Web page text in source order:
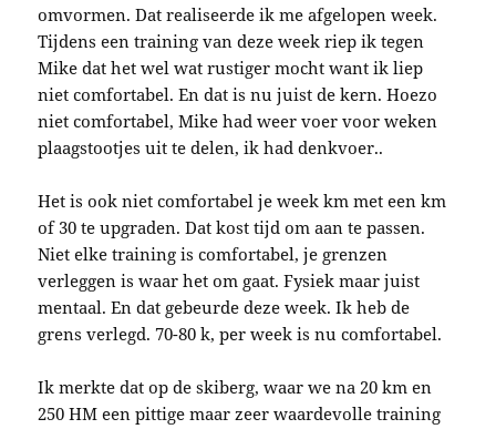
omvormen. Dat realiseerde ik me afgelopen week.
Tijdens een training van deze week riep ik tegen
Mike dat het wel wat rustiger mocht want ik liep
niet comfortabel. En dat is nu juist de kern. Hoezo
niet comfortabel, Mike had weer voer voor weken
plaagstootjes uit te delen, ik had denkvoer..
Het is ook niet comfortabel je week km met een km
of 30 te upgraden. Dat kost tijd om aan te passen.
Niet elke training is comfortabel, je grenzen
verleggen is waar het om gaat. Fysiek maar juist
mentaal. En dat gebeurde deze week. Ik heb de
grens verlegd. 70-80 k, per week is nu comfortabel.
Ik merkte dat op de skiberg, waar we na 20 km en
250 HM een pittige maar zeer waardevolle training